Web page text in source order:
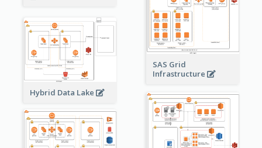
SAS Grid
Infrastructure
Hybrid Data Lake